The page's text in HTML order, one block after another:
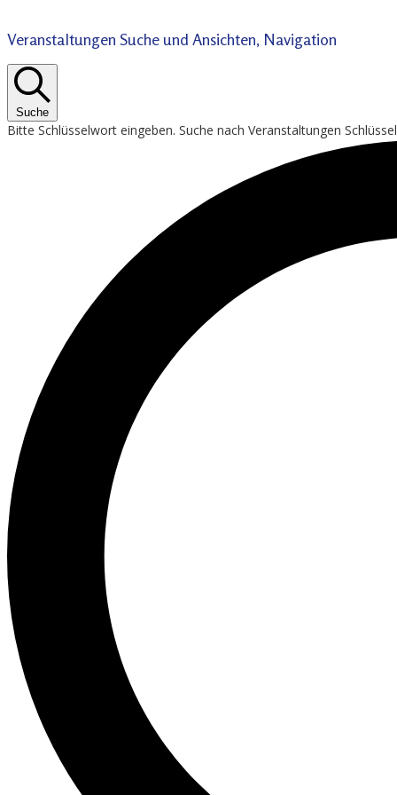
Veranstaltungen Suche und Ansichten, Navigation
Suche
Bitte Schlüsselwort eingeben. Suche nach Veranstaltungen